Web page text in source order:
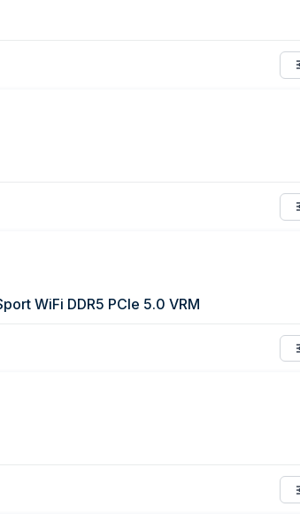
WiFi DDR5 PCIe 5.0 VRM